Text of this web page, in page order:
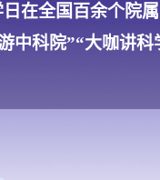
在全国百余个院
中科院”“大咖讲